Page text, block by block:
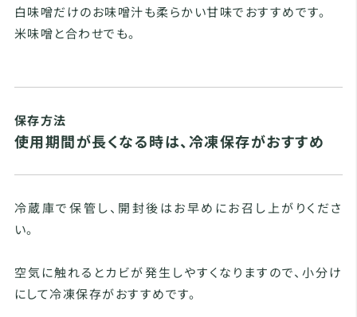
白味噌だけのお味噌汁も柔らかい甘味でおすすめです。
米味噌と合わせでも。
保存方法
使用期間が長くなる時は、冷凍保存がおすすめ
冷蔵庫で保管し、開封後はお早めにお召し上がりくださ
い。
空気に触れるとカビが発生しやすくなりますので、小分け
にして冷凍保存がおすすめです。